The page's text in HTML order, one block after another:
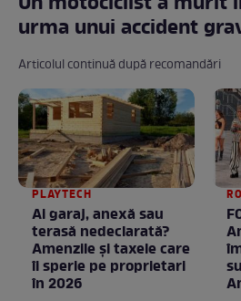
urma unui accident
Articolul continuă după recomandări
PLAYTECH
Ai garaj, anexă sau
terasă nedeclarată?
Amenzile și taxele care
îi sperie pe proprietari
în 2026